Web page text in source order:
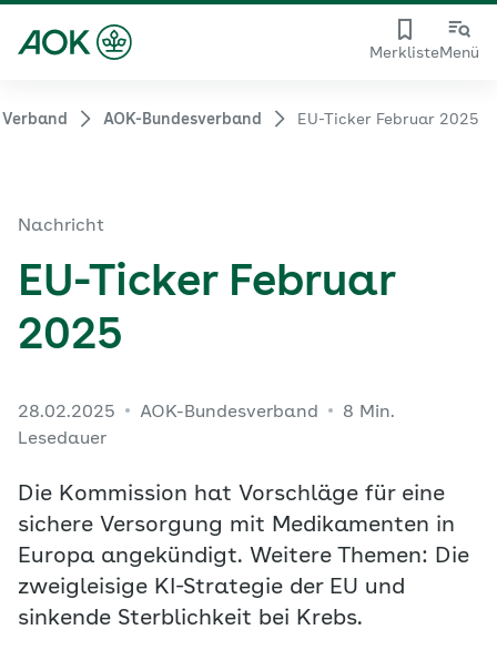
MerklisteMenü
AOK-Bundesverband EU-Ticker Februar 2025
Nachricht
EU-Ticker Februar
2025
28.02.2025 AOK-Bundesverband
8 Min.
Lesedauer
Die Kommission hat Vorschläge für eine
sichere Versorgung mit Medikamenten in
Europa angekündigt. Weitere Themen: Die
zweigleisige KI-Strategie der EU und
sinkende Sterblichkeit bei Krebs.